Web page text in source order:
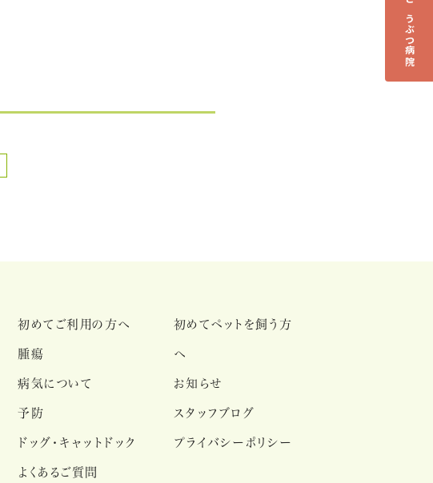
初めてご利用の方へ
腫瘍
病気について
予防
ドッグ・キャットドック
よくあるご質問
初めてペットを飼う方
へ
お知らせ
スタッフブログ
プライバシーポリシー
どうぶつ病院